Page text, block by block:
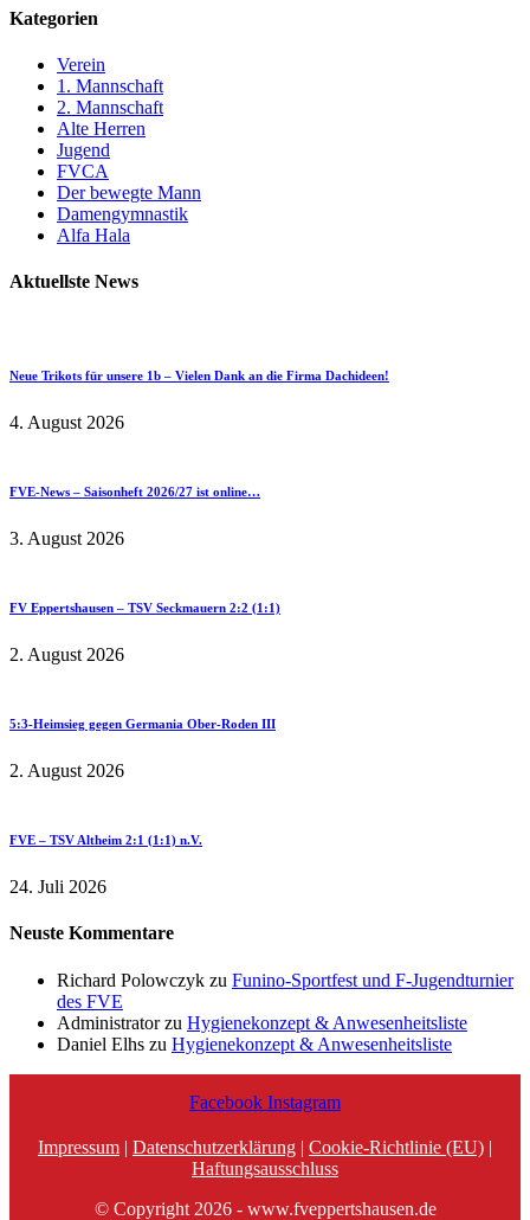
Kategorien
Verein
1. Mannschaft
2. Mannschaft
Alte Herren
Jugend
FVCA
Der bewegte Mann
Damengymnastik
Alfa Hala
Aktuellste News
Neue Trikots für unsere 1b – Vielen Dank an die Firma Dachideen!
4. August 2026
FVE-News – Saisonheft 2026/27 ist online…
3. August 2026
FV Eppertshausen – TSV Seckmauern 2:2 (1:1)
2. August 2026
5:3-Heimsieg gegen Germania Ober-Roden III
2. August 2026
FVE – TSV Altheim 2:1 (1:1) n.V.
24. Juli 2026
Neuste Kommentare
Richard Polowczyk zu Funino-Sportfest und F-Jugendturnier
des FVE
Administratorzu Hygienekonzept & Anwesenheitsliste
Daniel Elhs zu Hygienekonzept & Anwesenheitsliste
Facebook Instagram
Impressum | Datenschutzerklärung | Cookie-Richtlinie (EU) |
Haftungsausschluss
© Copyright 2026 - www.fveppertshausen.de